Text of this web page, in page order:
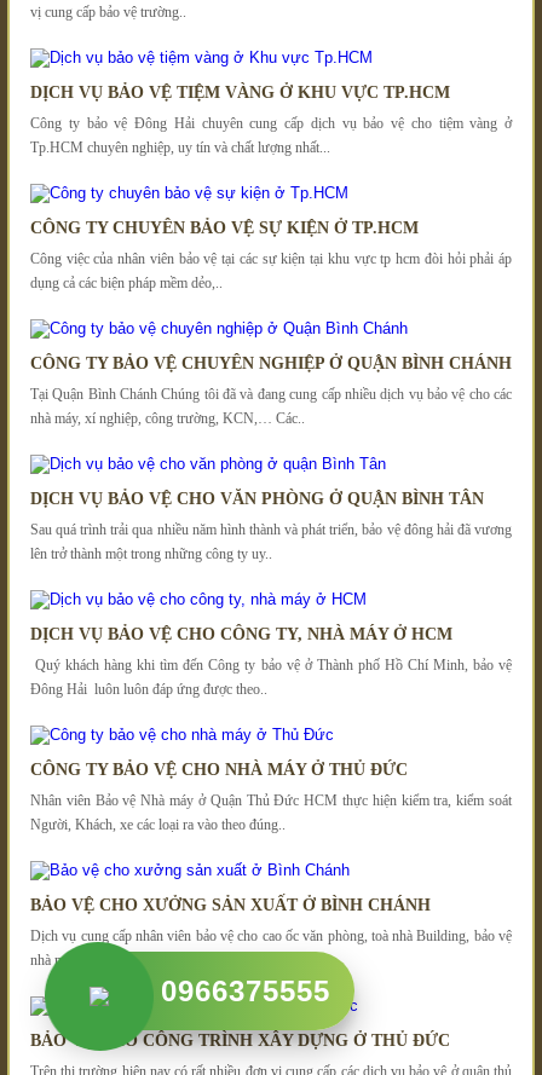
vị cung cấp bảo vệ trường..
DỊCH VỤ BẢO VỆ TIỆM VÀNG Ở KHU VỰC TP.HCM
Công ty bảo vệ Đông Hải chuyên cung cấp dịch vụ bảo vệ cho tiệm vàng ở
Tp.HCM chuyên nghiệp, uy tín và chất lượng nhất...
CÔNG TY CHUYÊN BẢO VỆ SỰ KIỆN Ở TP.HCM
Công việc của nhân viên bảo vệ tại các sự kiện tại khu vực tp hcm đòi hỏi phải áp
dụng cả các biện pháp mềm dẻo,..
CÔNG TY BẢO VỆ CHUYÊN NGHIỆP Ở QUẬN BÌNH CHÁNH
Tại Quận Bình Chánh Chúng tôi đã và đang cung cấp nhiều dịch vụ bảo vệ cho các
nhà máy, xí nghiệp, công trường, KCN,… Các..
DỊCH VỤ BẢO VỆ CHO VĂN PHÒNG Ở QUẬN BÌNH TÂN
Sau quá trình trải qua nhiều năm hình thành và phát triển, bảo vệ đông hải đã vương
lên trở thành một trong những công ty uy..
DỊCH VỤ BẢO VỆ CHO CÔNG TY, NHÀ MÁY Ở HCM
Quý khách hàng khi tìm đến Công ty bảo vệ ở Thành phố Hồ Chí Minh, bảo vệ
Đông Hải luôn luôn đáp ứng được theo..
CÔNG TY BẢO VỆ CHO NHÀ MÁY Ở THỦ ĐỨC
Nhân viên Bảo vệ Nhà máy ở Quận Thủ Đức HCM thực hiện kiểm tra, kiểm soát
Người, Khách, xe các loại ra vào theo đúng..
BẢO VỆ CHO XƯỞNG SẢN XUẤT Ở BÌNH CHÁNH
Dịch vụ cung cấp nhân viên bảo vệ cho cao ốc văn phòng, toà nhà Building, bảo vệ
nhà máy,xưởng cơ khí - xí nghiệp lắp ráp...
BẢO VỆ CHO CÔNG TRÌNH XÂY DỰNG Ở THỦ ĐỨC
Trên thị trường hiện nay có rất nhiều đơn vị cung cấp các dịch vụ bảo vệ ở quận thủ
0966375555